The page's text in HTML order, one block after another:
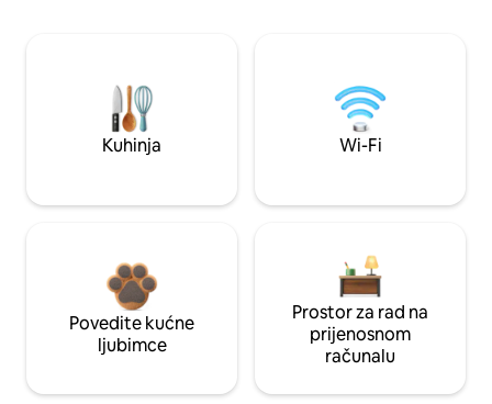
Kuhinja Wi-Fi
Povedite kućne
ljubimce
Prostor za rad na
prijenosnom
računalu